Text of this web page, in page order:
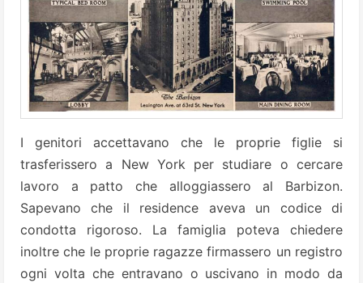
I genitori accettavano che le proprie figlie si
trasferissero a New York per studiare o cercare
lavoro a patto che alloggiassero al Barbizon.
Sapevano che il residence aveva un codice di
condotta rigoroso. La famiglia poteva chiedere
inoltre che le proprie ragazze firmassero un registro
ogni volta che entravano o uscivano in modo da